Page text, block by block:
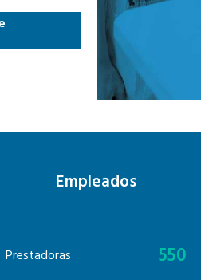
Empleados
Prestadoras 550